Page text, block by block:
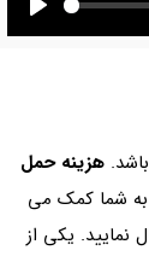
Play
هزینه حمل
به شما کمک می
نمایید. یکی از